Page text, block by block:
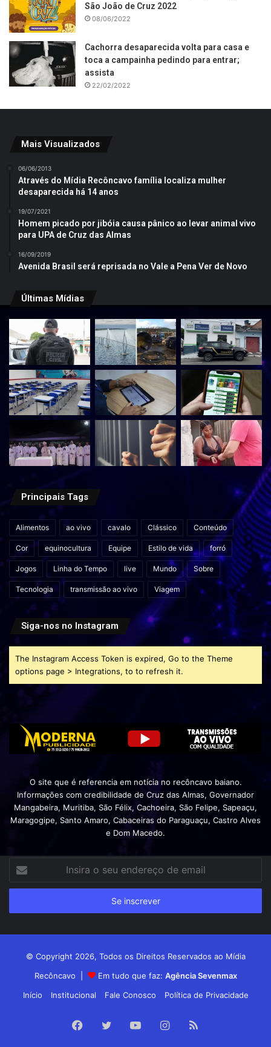
São João de Cruz 2022
08/06/2022
Cachorra desaparecida volta para casa e
toca a campainha pedindo para entrar;
assista
22/02/2022
Mais Visualizados
06/06/2013
Através do Mídia Recôncavo família localiza mulher
desaparecida há 14 anos
19/07/2021
Homem picado por jibóia causa pânico ao levar animal vivo
para UPA de Cruz das Almas
16/09/2019
Avenida Brasil será reprisada no Vale a Pena Ver de Novo
Últimas Mídias
Principais Tags
Alimentos ao vivo cavalo Clássico Conteúdo
Cor equinocultura Equipe Estilo de vida forró
Jogos Linha do Tempo live Mundo Sobre
Tecnologia transmissão ao vivo Viagem
Siga-nos no Instagram
The Instagram Access Token is expired, Go to the Theme
options page > Integrations, to to refresh it.
O site que é referencia em notícia no recôncavo baiano.
Informações com credibilidade de Cruz das Almas, Governador
Mangabeira, Muritiba, São Félix, Cachoeira, São Felipe, Sapeaçu,
Maragogipe, Santo Amaro, Cabaceiras do Paraguaçu, Castro Alves
e Dom Macedo.
seu
de
© Copyright 2026, Todos os Direitos Reservados ao Mídia
Recôncavo |
Em tudo que faz: Agência Sevenmax
Início
Institucional Fale Conosco Política de Privacidade
Facebook
TwitterYouTubeInstagram
RSS